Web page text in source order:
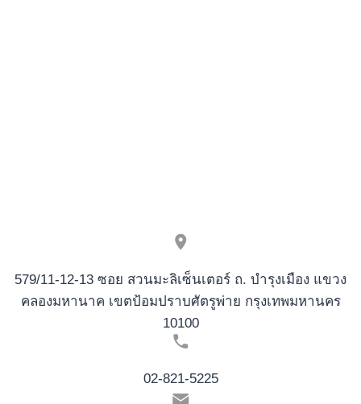
579/11-12-13 ซอย สวนมะลิเซ็นเตอร์ ถ. บำรุงเมือง แขวง
คลองมหานาค เขตป้อมปราบศัตรูพ่าย กรุงเทพมหานคร
10100
02-821-5225